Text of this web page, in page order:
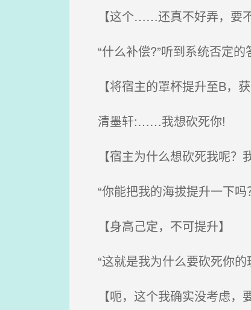
【这个……还真不好弄，要不
“什么补偿?”听到系统否定的
【将宿主的罩杯提升至B，获
清墨轩:……我想砍死你!
【宿主为什么想砍死我呢？
“你能把我的海拔提升一下吗
【身高己定，不可提升】
“这就是我为什么要砍死你的
【呃，这个我确实没考虑，